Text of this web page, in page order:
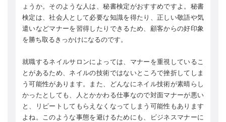
ょうか。そのような人は、秘書検定がおすすめですよ。秘書
検定は、社会人として必要な知識を得たり、正しい敬語や気
遣いなどマナーを習得したりできるため、顧客からの好印象
を勝ち取るきっかけになるのです。
就職するネイルサロンによっては、マナーを重視しているこ
とがあるため、ネイルの技術ではないところで挫折してしま
う可能性があります。また、どんなにネイル技術が素晴らし
かったとしても、人とかかわる仕事なので対面マナーが悪い
と、リピートしてもらえなくなってしまう可能性もあります
よね。このような事態を避けるためにも、ビジネスマナーに